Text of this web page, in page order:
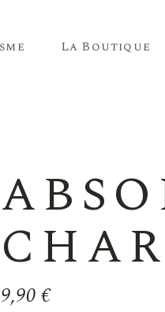
La Boutique
Huiles D’olive
Vins
9,90€